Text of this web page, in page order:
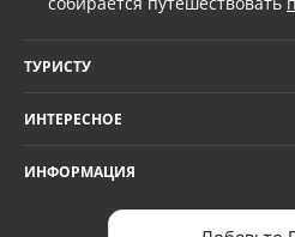
ТУРИСТУ
ИНТЕРЕСНОЕ
ИНФОРМАЦИЯ